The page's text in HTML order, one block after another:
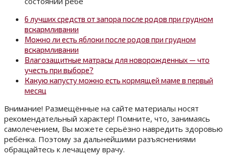
6 лучших средств от запора после родов при грудном
вскармливании
Можно ли есть яблоки после родов при грудном
вскармливании
Влагозащитные матрасы для новорожденных — что
учесть при выборе?
Какую капусту можно есть кормящей маме в первый
месяц
Внимание! Размещённые на сайте материалы носят
рекомендательный характер! Помните, что, занимаясь
самолечением, Вы можете серьёзно навредить здоровью
ребёнка. Поэтому за дальнейшими разъяснениями
обращайтесь к лечащему врачу.